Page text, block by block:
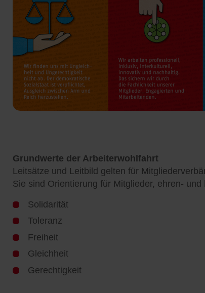
Grundwerte der Arbeiterwohlfahrt
Leitsätze und Leitbild gelten für
Sie sind Orientierung für Mitglieder, ehren-
Solidarität
Toleranz
Freiheit
Gleichheit
Gerechtigkeit